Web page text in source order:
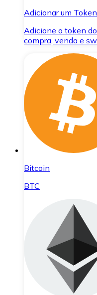
Adicionar um Token
Adicione o token
compra, venda e
Bitcoin
BTC